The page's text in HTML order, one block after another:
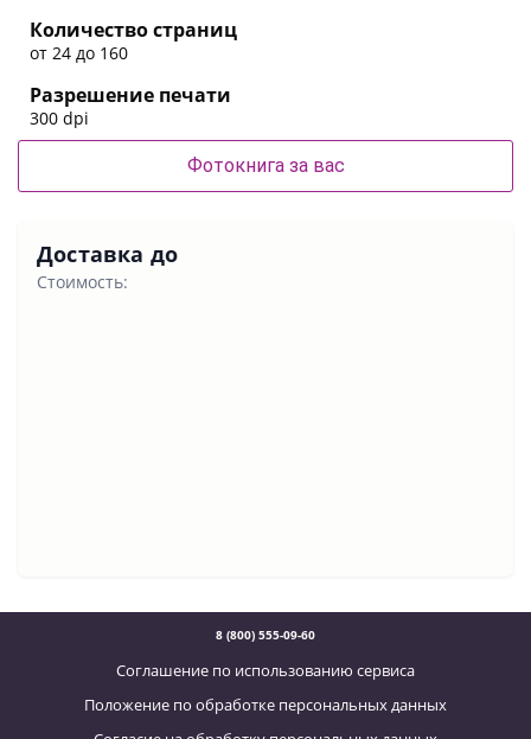
Количество страниц
от 24 до 160
Разрешение печати
300 dpi
Фотокнига за вас
Доставка до
Стоимость:
8 (800) 555-09-60
Соглашение по использованию сервиса
Положение по обработке персональных данных